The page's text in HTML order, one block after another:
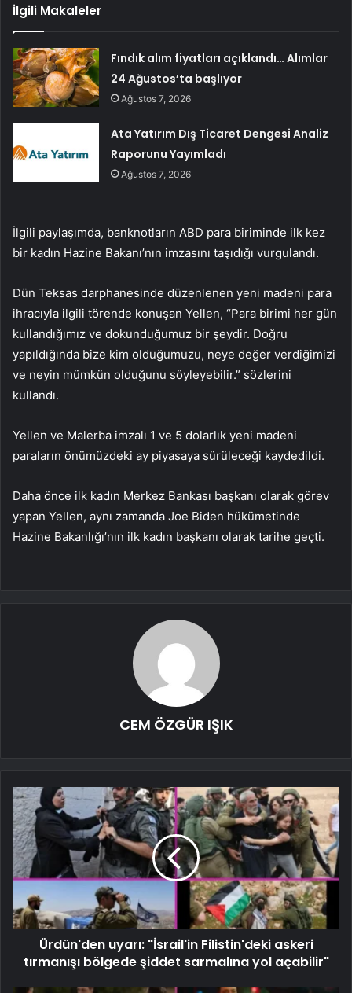
İlgili Makaleler
Fındık alım fiyatları açıklandı… Alımlar
24 Ağustos’ta başlıyor
Ağustos 7, 2026
Ata Yatırım Dış Ticaret Dengesi Analiz
Raporunu Yayımladı
Ağustos 7, 2026
İlgili paylaşımda, banknotların ABD para biriminde ilk kez
bir kadın Hazine Bakanı’nın imzasını taşıdığı vurgulandı.
Dün Teksas darphanesinde düzenlenen yeni madeni para
ihracıyla ilgili törende konuşan Yellen, “Para birimi her gün
kullandığımız ve dokunduğumuz bir şeydir. Doğru
yapıldığında bize kim olduğumuzu, neye değer verdiğimizi
ve neyin mümkün olduğunu söyleyebilir.” sözlerini
kullandı.
Yellen ve Malerba imzalı 1 ve 5 dolarlık yeni madeni
paraların önümüzdeki ay piyasaya sürüleceği kaydedildi.
Daha önce ilk kadın Merkez Bankası başkanı olarak görev
yapan Yellen, aynı zamanda Joe Biden hükümetinde
Hazine Bakanlığı’nın ilk kadın başkanı olarak tarihe geçti.
CEM ÖZGÜR IŞIK
Ürdün'den uyarı: "İsrail'in Filistin'deki askeri
tırmanışı bölgede şiddet sarmalına yol açabilir"